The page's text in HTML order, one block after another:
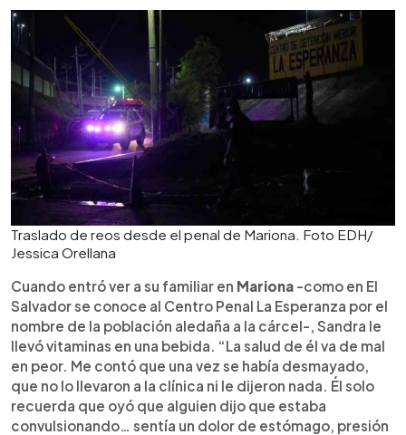
Traslado de reos desde el penal de Mariona. Foto EDH/
Jessica Orellana
Cuando entró ver a su familiar en Mariona -como en El
Salvador se conoce al Centro Penal La Esperanza por el
nombre de la población aledaña a la cárcel-, Sandra le
llevó vitaminas en una bebida. “La salud de él va de mal
en peor. Me contó que una vez se había desmayado,
que no lo llevaron a la clínica ni le dijeron nada. Él solo
recuerda que oyó que alguien dijo que estaba
convulsionando… sentía un dolor de estómago, presión